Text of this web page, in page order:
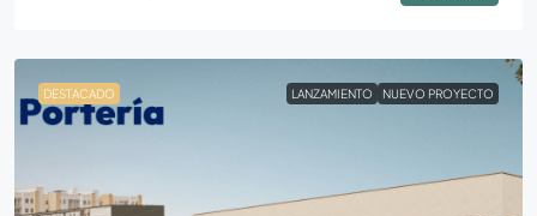
DESTACADO LANZAMIENTO NUEVO PROYECTO